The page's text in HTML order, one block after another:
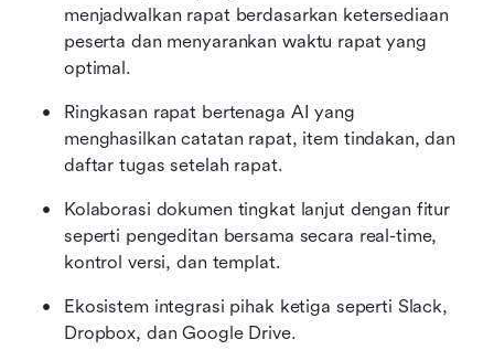
menjadwalkan rapat berdasarkan ketersediaan
peserta dan menyarankan waktu rapat yang
optimal.
Ringkasan rapat bertenaga AI yang
menghasilkan catatan rapat, item tindakan, dan
daftar tugas setelah rapat.
Kolaborasi dokumen tingkat lanjut dengan fitur
seperti pengeditan bersama secara real-time,
kontrol versi, dan templat.
Ekosistem integrasi pihak ketiga seperti Slack,
Dropbox, dan Google Drive.